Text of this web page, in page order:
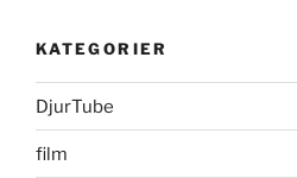
KATEGORIER
DjurTube
film